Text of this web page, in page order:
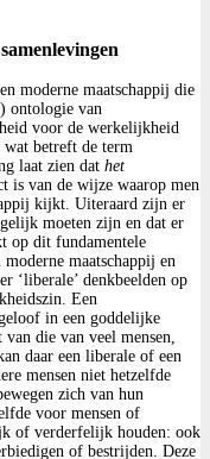
moderne maatschappij die
ontologie van
voor de werkelijkheid
betreft de term
laat zien dat het
is van de wijze waarop men
kijkt. Uiteraard zijn er
moeten zijn en dat er
op dit fundamentele
maatschappij en
‘liberale’ denkbeelden op
Een
in een goddelijke
die van veel mensen,
daar een liberale of een
mensen niet hetzelfde
zich van hun
voor mensen of
of verderfelijk houden: ook
of bestrijden. Deze